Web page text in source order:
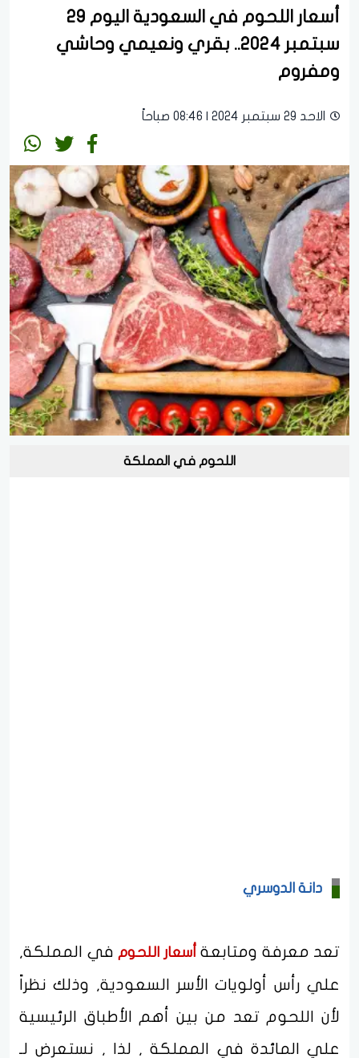
أسعار اللحوم في السعودية اليوم 29
سبتمبر 2024.. بقري ونعيمي وحاشي
ومفروم
الاحد 29 سبتمبر 2024 | 08:46 صباحاً
اللحوم في المملكة
دانة الدوسري
تعد معرفة ومتابعة أسعار اللحوم في المملكة,
علي رأس أولويات الأسر السعودية, وذلك نظراً
لأن اللحوم تعد من بين أهم الأطباق الرئيسية
علي المائدة في المملكة , لذا , نستعرض لـ